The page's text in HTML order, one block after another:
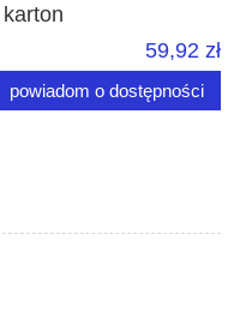
59,92 zł
powiadom o dostępności